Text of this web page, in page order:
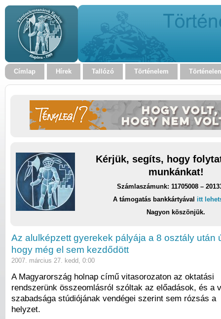
Címlap Hírek Tallózó Történelem
Kérjük, segíts, hogy
munkánkat!
Számlaszámunk: 11705008 –
A támogatás bankkártyával itt
Nagyon köszönjük.
Az alulképzett gyerekek pályája a 8 osztály után
hogy még el sem kezdődött
2007. március 27. kedd, 0:00
A Magyarország holnap című vitasorozaton az oktatási
rendszerünk összeomlásról szóltak az előadások, és a
szabadsága stúdiójának vendégei szerint sem rózsás a
helyzet.